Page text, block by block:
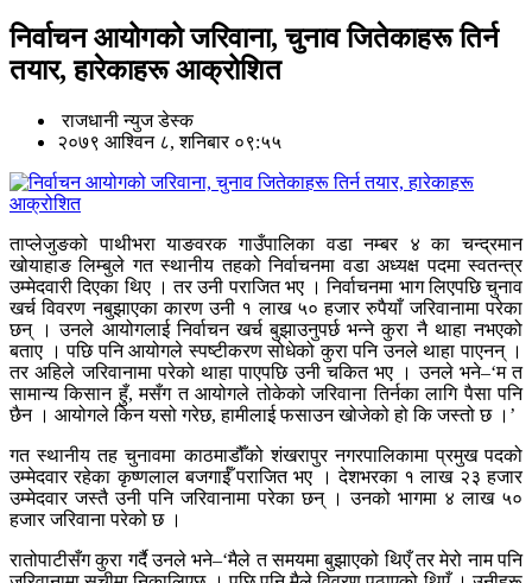
निर्वाचन आयोगको जरिवाना, चुनाव जितेकाहरू तिर्न
तयार, हारेकाहरू आक्रोशित
राजधानी न्युज डेस्क
२०७९ आश्विन ८, शनिबार ०९:५५
ताप्लेजुङको पाथीभरा याङवरक गाउँपालिका वडा नम्बर ४ का चन्द्रमान
खोयाहाङ लिम्बुले गत स्थानीय तहको निर्वाचनमा वडा अध्यक्ष पदमा स्वतन्त्र
उम्मेदवारी दिएका थिए । तर उनी पराजित भए । निर्वाचनमा भाग लिएपछि चुनाव
खर्च विवरण नबुझाएका कारण उनी १ लाख ५० हजार रुपैयाँ जरिवानामा परेका
छन् । उनले आयोगलाई निर्वाचन खर्च बुझाउनुपर्छ भन्ने कुरा नै थाहा नभएको
बताए । पछि पनि आयोगले स्पष्टीकरण सोधेको कुरा पनि उनले थाहा पाएनन् ।
तर अहिले जरिवानामा परेको थाहा पाएपछि उनी चकित भए । उनले भने–‘म त
सामान्य किसान हुँ, मसँग त आयोगले तोकेको जरिवाना तिर्नका लागि पैसा पनि
छैन । आयोगले किन यसो गरेछ, हामीलाई फसाउन खोजेको हो कि जस्तो छ ।’
गत स्थानीय तह चुनावमा काठमाडौँको शंखरापुर नगरपालिकामा प्रमुख पदको
उम्मेदवार रहेका कृष्णलाल बजगाईँ पराजित भए । देशभरका १ लाख २३ हजार
उम्मेदवार जस्तै उनी पनि जरिवानामा परेका छन् । उनको भागमा ४ लाख ५०
हजार जरिवाना परेको छ ।
रातोपाटीसँग कुरा गर्दै उनले भने–‘मैले त समयमा बुझाएको थिएँ तर मेरो नाम पनि